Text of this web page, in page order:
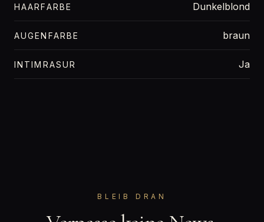
HAARFARBE Dunkelblond
AUGENFARBE braun
INTIMRASUR Ja
BLEIB DRAN